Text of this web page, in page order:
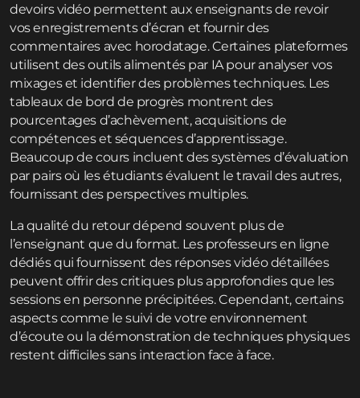
devoirs vidéo permettent aux enseignants de revoir
vos enregistrements d’écran et fournir des
commentaires avec horodatage. Certaines plateformes
utilisent des outils alimentés par IA pour analyser vos
mixages et identifier des problèmes techniques. Les
tableaux de bord de progrès montrent des
pourcentages d’achèvement, acquisitions de
compétences et séquences d’apprentissage.
Beaucoup de cours incluent des systèmes d’évaluation
par pairs où les étudiants évaluent le travail des autres,
fournissant des perspectives multiples.
La qualité du retour dépend souvent plus de
l’enseignant que du format. Les professeurs en ligne
dédiés qui fournissent des réponses vidéo détaillées
peuvent offrir des critiques plus approfondies que les
sessions en personne précipitées. Cependant, certains
aspects comme le suivi de votre environnement
d’écoute ou la démonstration de techniques physiques
restent difficiles sans interaction face à face.